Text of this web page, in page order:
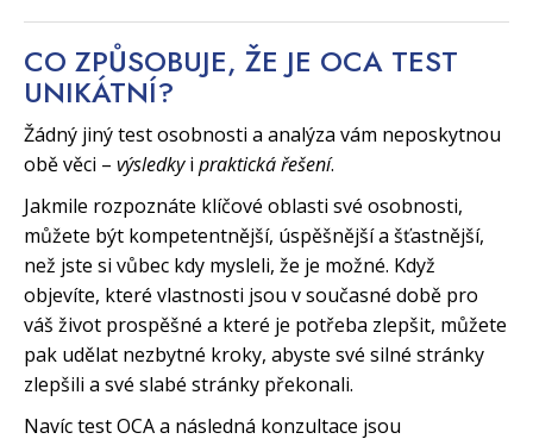
CO ZPŮSOBUJE, ŽE JE OCA TEST
UNIKÁTNÍ?
Žádný jiný test osobnosti a analýza vám neposkytnou
obě věci – výsledkyi praktická řešení.
Jakmile rozpoznáte klíčové oblasti své osobnosti,
můžete být kompetentnější, úspěšnější a šťastnější,
než jste si vůbec kdy mysleli, že je možné. Když
objevíte, které vlastnosti jsou v současné době pro
váš život prospěšné a které je potřeba zlepšit, můžete
pak udělat nezbytné kroky, abyste své silné stránky
zlepšili a své slabé stránky překonali.
Navíc test OCA a následná konzultace jsou